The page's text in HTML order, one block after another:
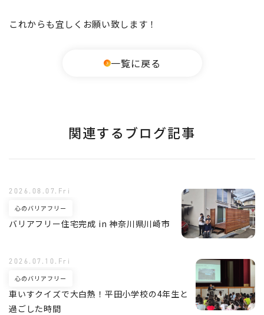
これからも宜しくお願い致します！
一覧に戻る
関連するブログ記事
バリアフリー住宅完成 in 神奈川県川崎市
心のバリアフリー
2026.08.07.Fri
車いすクイズで大白熱！平田小学校の4年生と
過ごした時間
心のバリアフリー
2026.07.10.Fri